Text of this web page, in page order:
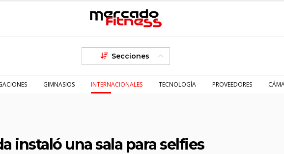
Secciones
GIMNASIOS INTERNACIONALES TECNOLOGÍA PROVEEDORES
instaló una sala para selfies